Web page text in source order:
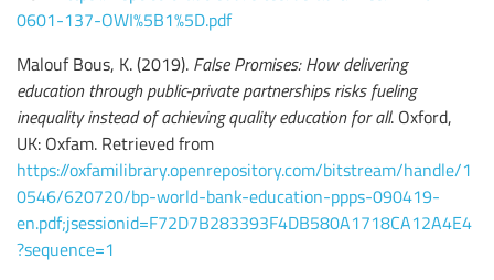
0601-137-OWI%5B1%5D.pdf
Malouf Bous, K. (2019). False Promises: How delivering
education through public-private partnerships risks fueling
inequality instead of achieving quality education for all. Oxford,
UK: Oxfam. Retrieved from
https://oxfamilibrary.openrepository.com/bitstream/handle/1
0546/620720/bp-world-bank-education-ppps-090419-
en.pdf;jsessionid=F72D7B283393F4DB580A1718CA12A4E4
?sequence=1